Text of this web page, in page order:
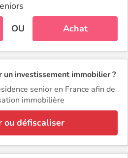
OU Achat
un investissement immobilier ?
senior en France afin de
immobilière
ou défiscaliser